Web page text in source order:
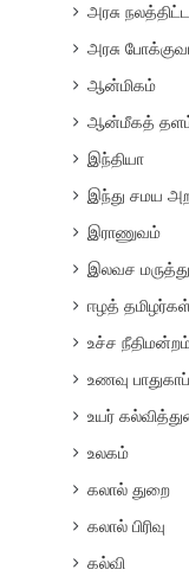
அரசு
அரசு
ஆன்மிகம்
ஆன்மீகத்
இந்தியா
இந்து சமய
இராணுவம்
இலவச
ஈழத்
உச்ச
உணவு
உயர்
உலகம்
கலால் துறை
கலால் பிரிவு
கல்வி